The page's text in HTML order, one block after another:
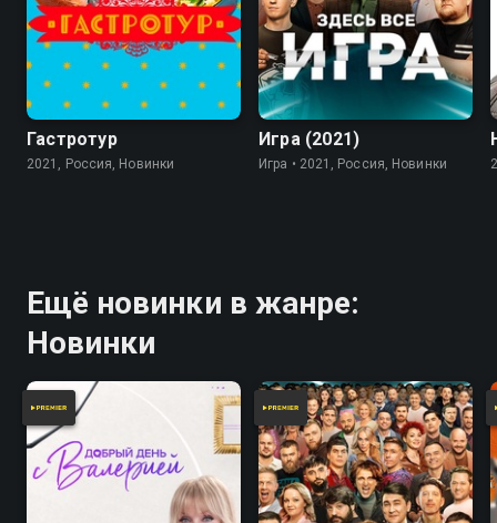
Гастротур
2021, Россия, Новинки
7.8
Игра (2021)
Игра • 2021, Россия, Новинки
Ещё новинки в жанре:
Новинки